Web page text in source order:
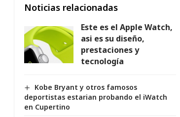
Noticias relacionadas
Este es el Apple Watch,
asi es su diseño,
prestaciones y
tecnología
Kobe Bryant y otros famosos
deportistas estarian probando el iWatch
en Cupertino